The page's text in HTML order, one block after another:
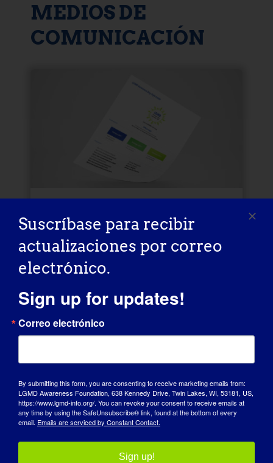
MEDIOS DE
COMUNICACIÓN
Logotipo y guía de
estilo
Apoye la promoción y sensibilización de la
LGMD incluyendo el logotipo del evento.
ARCHIVOS DE LOGOTIPOS
GUÍA DE ESTILO
Suscríbase para recibir
actualizaciones por correo
electrónico.
Sign up for updates!
Correo electrónico
By submitting this form, you are consenting to receive marketing emails from:
LGMD Awareness Foundation, 638 Kennedy Drive, Twin Lakes, WI, 53181, US,
https://www.lgmd-info.org/. You can revoke your consent to receive emails at
any time by using the SafeUnsubscribe® link, found at the bottom of every
email. Emails are serviced by Constant Contact.
Sign up!